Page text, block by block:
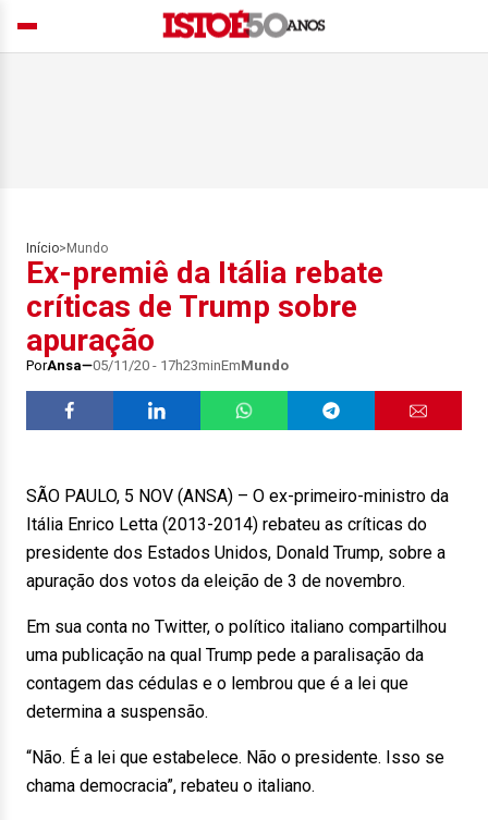
Início> Mundo
Ex-premiê da Itália rebate
críticas de Trump sobre
apuração
PorAnsa 05/11/20 - 17h23minEmMundo
SÃO PAULO, 5 NOV (ANSA) – O ex-primeiro-ministro da
Itália Enrico Letta (2013-2014) rebateu as críticas do
presidente dos Estados Unidos, Donald Trump, sobre a
apuração dos votos da eleição de 3 de novembro.
Em sua conta no Twitter, o político italiano compartilhou
uma publicação na qual Trump pede a paralisação da
contagem das cédulas e o lembrou que é a lei que
determina a suspensão.
“Não. É a lei que estabelece. Não o presidente. Isso se
chama democracia”, rebateu o italiano.